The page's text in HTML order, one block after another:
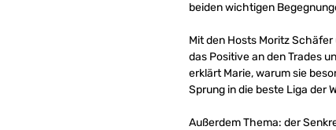
beiden wichtigen
Mit den Hosts Moritz
das Positive an den Trades
erklärt Marie, warum sie
Sprung in die beste Liga der
Außerdem Thema: der